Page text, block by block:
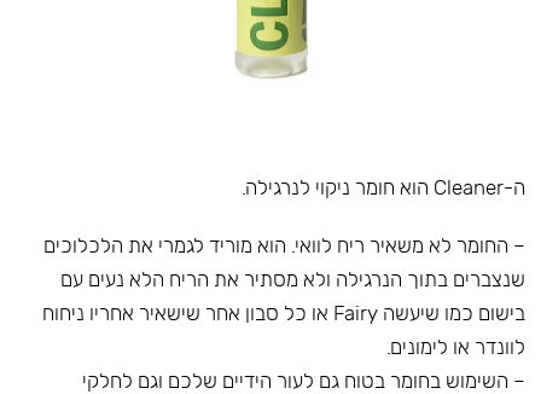
ה-Cleaner הוא חומר ניקוי לנרגילה.
– החומר לא משאיר ריח לוואי. הוא מוריד לגמרי את הלכלוכים
שנצברים בתוך הנרגילה ולא מסתיר את הריח הלא נעים עם
בישום כמו שיעשה Fairy או כל סבון אחר שישאיר אחריו ניחוח
לוונדר או לימונים.
– השימוש בחומר בטוח גם לעור הידיים שלכם וגם לחלקי